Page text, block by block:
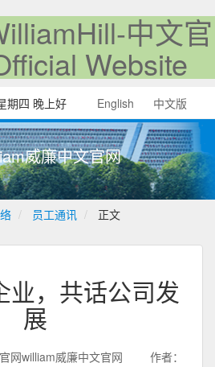
中文官
Website
四 晚上好 English 中文版
威廉中文官网
员工通讯 正文
业，共话公司发
展
网william威廉中文官网
作者：